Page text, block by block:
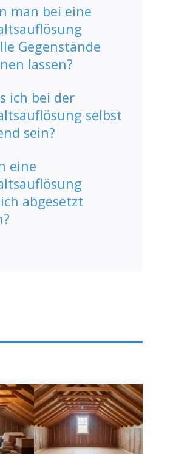
man bei eine
Gegenstände
lassen?
ich bei der
selbst
sein?
eine
abgesetzt